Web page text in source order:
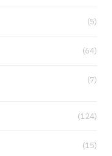
(5)
(64)
(7)
(124)
(15)